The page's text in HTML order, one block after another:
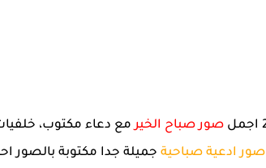
صور صباح الخيرمع دعاء مكتوب،
صور ادعية صباحية جميلة جدا مكتوبة بالصور